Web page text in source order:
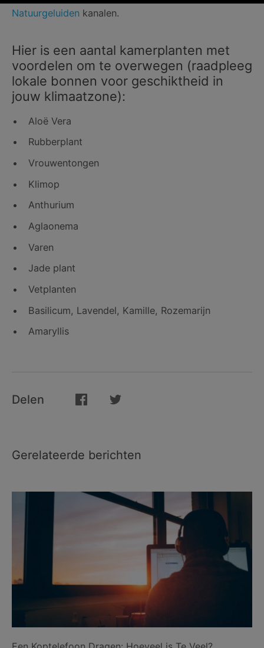
Natuurgeluiden kanalen.
Hier is een aantal kamerplanten met
voordelen om te overwegen (raadpleeg
lokale bonnen voor geschiktheid in
jouw klimaatzone):
Aloë Vera
Rubberplant
Vrouwentongen
Klimop
Anthurium
Aglaonema
Varen
Jade plant
Vetplanten
Basilicum, Lavendel, Kamille, Rozemarijn
Amaryllis
Delen
Gerelateerde berichten